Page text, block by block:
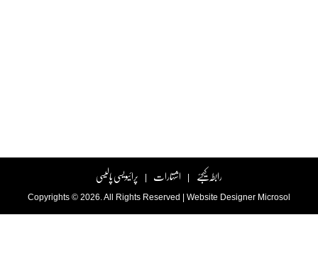
رابطہ کیجئے اشتہارات پرائیویسی پالیسی
Copyrights © 2026. All Rights Reserved | Website Designer Microsol